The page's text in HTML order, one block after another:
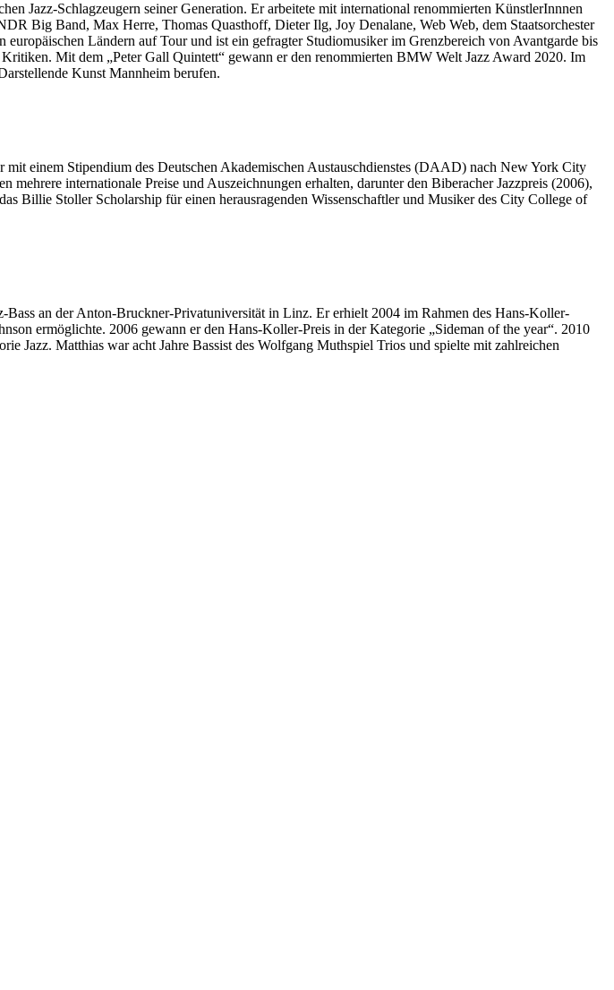
Jazz-Schlagzeugern seiner Generation. Er arbeitete mit international renommierten KünstlerInnnen
Big Band, Max Herre, Thomas Quasthoff, Dieter Ilg, Joy Denalane, Web Web, dem Staatsorchester
Ländern auf Tour und ist ein gefragter Studiomusiker im Grenzbereich von Avantgarde bis
Mit dem „Peter Gall Quintett“ gewann er den renommierten BMW Welt Jazz Award 2020. Im
Kunst Mannheim berufen.
einem Stipendium des Deutschen Akademischen Austauschdienstes (DAAD) nach New York City
internationale Preise und Auszeichnungen erhalten, darunter den Biberacher Jazzpreis (2006),
Billie Stoller Scholarship für einen herausragenden Wissenschaftler und Musiker des City College of
an der Anton-Bruckner-Privatuniversität in Linz. Er erhielt 2004 im Rahmen des Hans-Koller-
ermöglichte. 2006 gewann er den Hans-Koller-Preis in der Kategorie „Sideman of the year“. 2010
Jazz. Matthias war acht Jahre Bassist des Wolfgang Muthspiel Trios und spielte mit zahlreichen